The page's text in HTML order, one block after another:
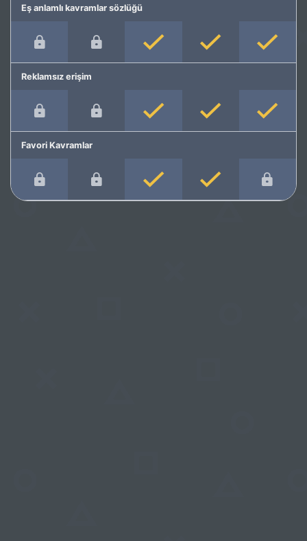
Eş anlamlı kavramlar sözlüğü
Reklamsız erişim
Favori Kavramlar